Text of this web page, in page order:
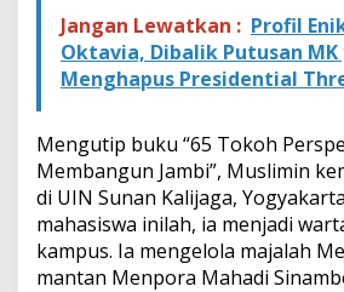
i
m
u
Jangan Lewatkan : Profil
Oktavia, Dibalik Putusan MK
Menghapus Presidential
Mengutip buku “65 Tokoh
Membangun Jambi”, Muslimin
di UIN Sunan Kalijaga,
mahasiswa inilah, ia menjadi
kampus. Ia mengelola majalah
mantan Menpora Mahadi